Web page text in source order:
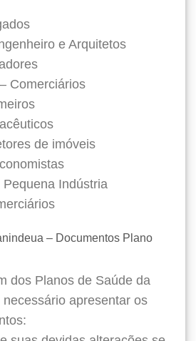
e Arquitetos
Comerciários
de imóveis
Indústria
– Documentos Plano
dos Planos de Saúde da
apresentar os